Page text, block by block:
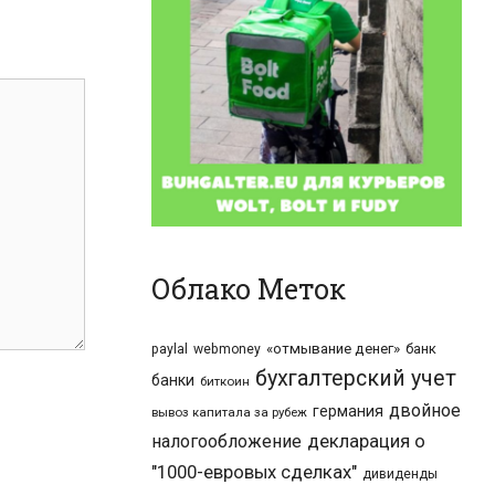
Облако Меток
paylal webmoney «отмывание денег» банк
банки биткоин бухгалтерский учет
вывоз капитала за рубеж германия двойное
налогообложение декларация о
"1000-евровых сделках" дивиденды